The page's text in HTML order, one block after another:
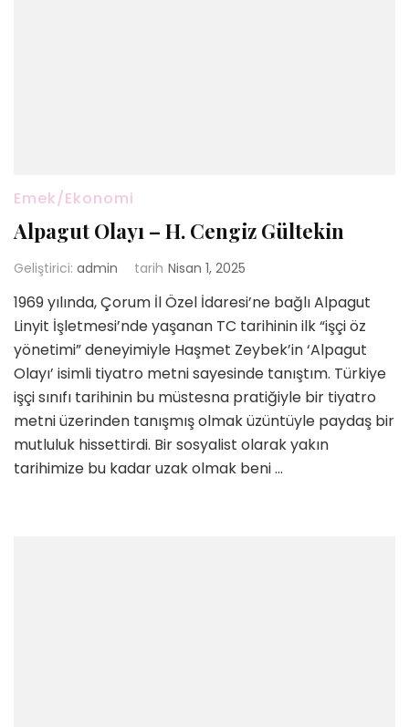
Emek/Ekonomi
Alpagut Olayı – H. Cengiz Gültekin
Geliştirici: admin tarih Nisan 1, 2025
1969 yılında, Çorum İl Özel İdaresi’ne bağlı Alpagut
Linyit İşletmesi’nde yaşanan TC tarihinin ilk “işçi öz
yönetimi” deneyimiyle Haşmet Zeybek’in ‘Alpagut
Olayı’ isimli tiyatro metni sayesinde tanıştım. Türkiye
işçi sınıfı tarihinin bu müstesna pratiğiyle bir tiyatro
metni üzerinden tanışmış olmak üzüntüyle paydaş bir
mutluluk hissettirdi. Bir sosyalist olarak yakın
tarihimize bu kadar uzak olmak beni …